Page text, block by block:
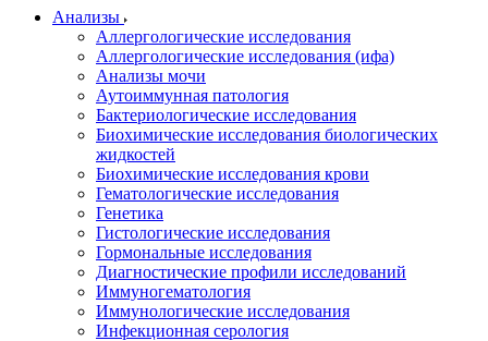
Анализы
Аллергологические исследования
Аллергологические исследования (ифа)
Анализы мочи
Аутоиммунная патология
Бактериологические исследования
Биохимические исследования биологических
жидкостей
Биохимические исследования крови
Гематологические исследования
Генетика
Гистологические исследования
Гормональные исследования
Диагностические профили исследований
Иммуногематология
Иммунологические исследования
Инфекционная серология